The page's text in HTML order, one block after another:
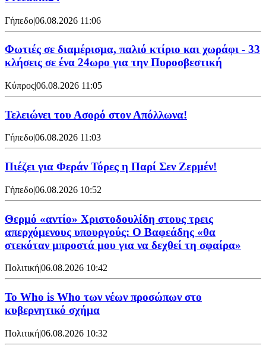
Γήπεδο|06.08.2026 11:06
Φωτιές σε διαμέρισμα, παλιό κτίριο και χωράφι - 33
κλήσεις σε ένα 24ωρο για την Πυροσβεστική
Κύπρος|06.08.2026 11:05
Τελειώνει του Ασορό στον Απόλλωνα!
Γήπεδο|06.08.2026 11:03
Πιέζει για Φεράν Τόρες η Παρί Σεν Ζερμέν!
Γήπεδο|06.08.2026 10:52
Θερμό «αντίο» Χριστοδουλίδη στους τρεις
απερχόμενους υπουργούς: Ο Βαφεάδης «θα
στεκόταν μπροστά μου για να δεχθεί τη σφαίρα»
Πολιτική|06.08.2026 10:42
Το Who is Who των νέων προσώπων στο
κυβερνητικό σχήμα
Πολιτική|06.08.2026 10:32